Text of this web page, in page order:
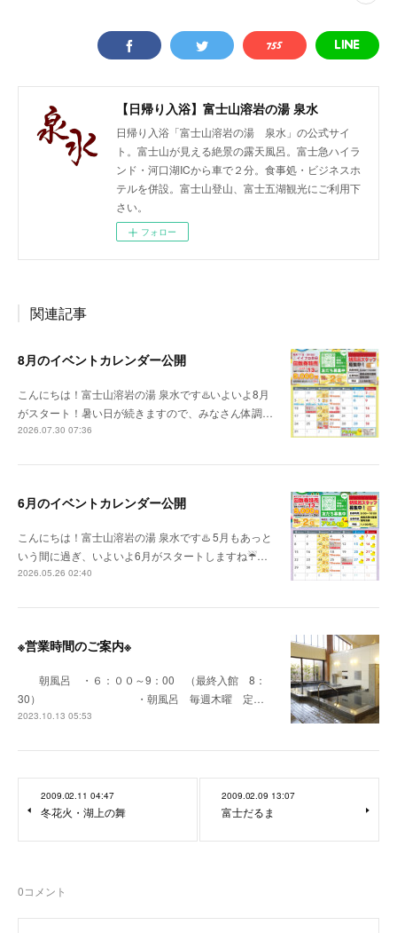
【日帰り入浴】富士山溶岩の湯 泉水
日帰り入浴「富士山溶岩の湯 泉水」の公式サイ
ト。富士山が見える絶景の露天風呂。富士急ハイラ
ンド・河口湖ICから車で２分。食事処・ビジネスホ
テルを併設。富士山登山、富士五湖観光にご利用下
さい。
フォロー
関連記事
8月のイベントカレンダー公開
こんにちは！富士山溶岩の湯 泉水です♨️いよいよ8月
がスタート！暑い日が続きますので、みなさん体調…
2026.07.30 07:36
6月のイベントカレンダー公開
こんにちは！富士山溶岩の湯 泉水です♨️ 5月もあっと
いう間に過ぎ、いよいよ6月がスタートしますね☔️…
2026.05.26 02:40
※営業時間のご案内※
朝風呂 ・６：００～9：00 （最終入館 8：
30） ・朝風呂 毎週木曜 定…
2023.10.13 05:53
2009.02.11 04:47
冬花火・湖上の舞
2009.02.09 13:07
富士だるま
0コメント